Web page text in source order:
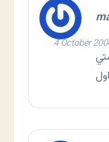
4 October
اول